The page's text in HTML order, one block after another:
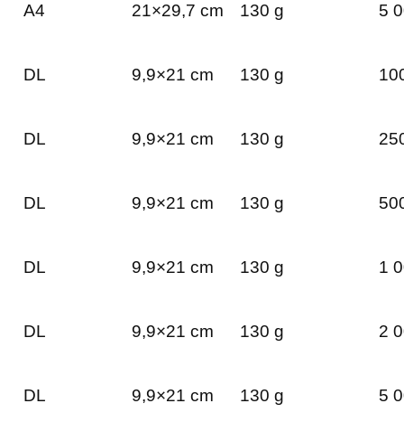
A4 21×29,7 cm 130 g 5
DL 9,9×21 cm 130 g
DL 9,9×21 cm 130 g
DL 9,9×21 cm 130 g
DL 9,9×21 cm 130 g 1
DL 9,9×21 cm 130 g 2
DL 9,9×21 cm 130 g 5